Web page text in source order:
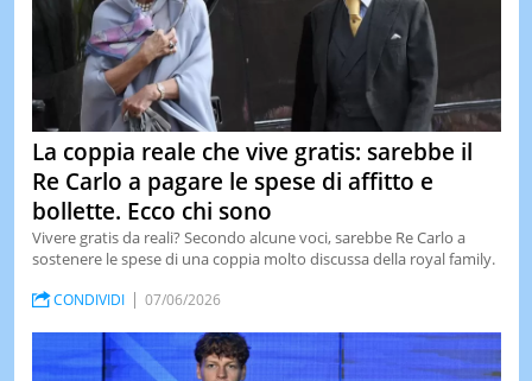
La coppia reale che vive gratis: sarebbe il
Re Carlo a pagare le spese di affitto e
bollette. Ecco chi sono
Vivere gratis da reali? Secondo alcune voci, sarebbe Re Carlo a
sostenere le spese di una coppia molto discussa della royal family.
CONDIVIDI 07/06/2026